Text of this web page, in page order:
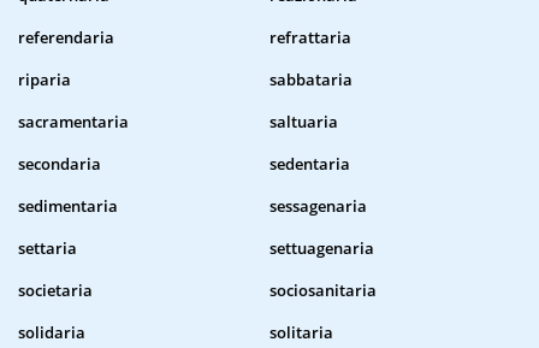
referendaria
refrattaria
riparia
sabbataria
sacramentaria
saltuaria
secondaria
sedentaria
sedimentaria
sessagenaria
settaria
settuagenaria
societaria
sociosanitaria
solidaria
solitaria